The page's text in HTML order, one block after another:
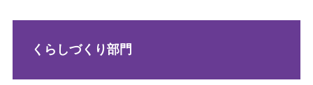
くらしづくり部門